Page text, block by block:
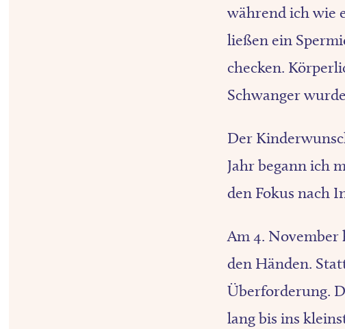
während ich wie
ließen ein
checken.
Schwanger
Der
Jahr begann ich
den Fokus nach
Am 4.
den Händen.
Überforderung.
lang bis ins